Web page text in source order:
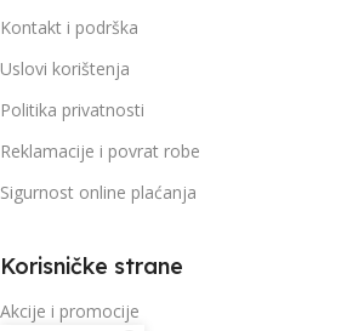
Kontakt i podrška
Uslovi korištenja
Politika privatnosti
Reklamacije i povrat robe
Sigurnost online plaćanja
Korisničke strane
Akcije i promocije